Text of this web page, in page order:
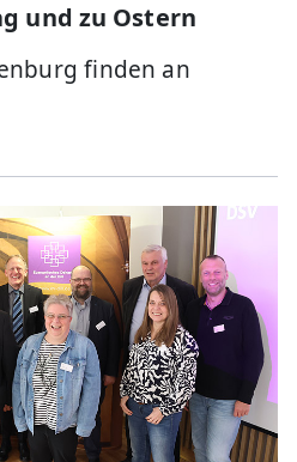
und zu Ostern
finden an